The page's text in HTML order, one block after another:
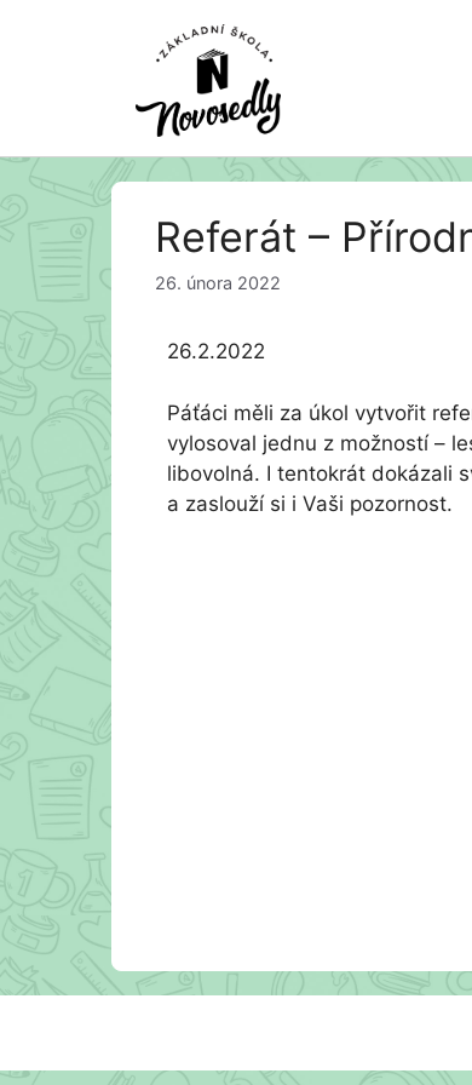
Referát –
26. února 2022
26.2.2022
Páťáci měli za úkol vytvořit
vylosoval jednu z možností –
libovolná. I tentokrát dokázali
a zaslouží si i Vaši pozornost.